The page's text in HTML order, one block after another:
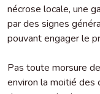
nécrose locale, une
par des signes
pouvant engager le
Pas toute morsure
environ la moitié des